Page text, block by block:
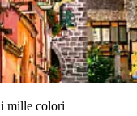
mille colori